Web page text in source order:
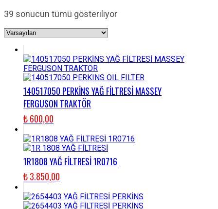
39 sonucun tümü gösteriliyor
140517050 PERKİNS YAĞ FİLTRESİ MASSEY
FERGUSON TRAKTÖR
₺600,00
1R1808 YAĞ FİLTRESİ 1R0716
₺3.850,00